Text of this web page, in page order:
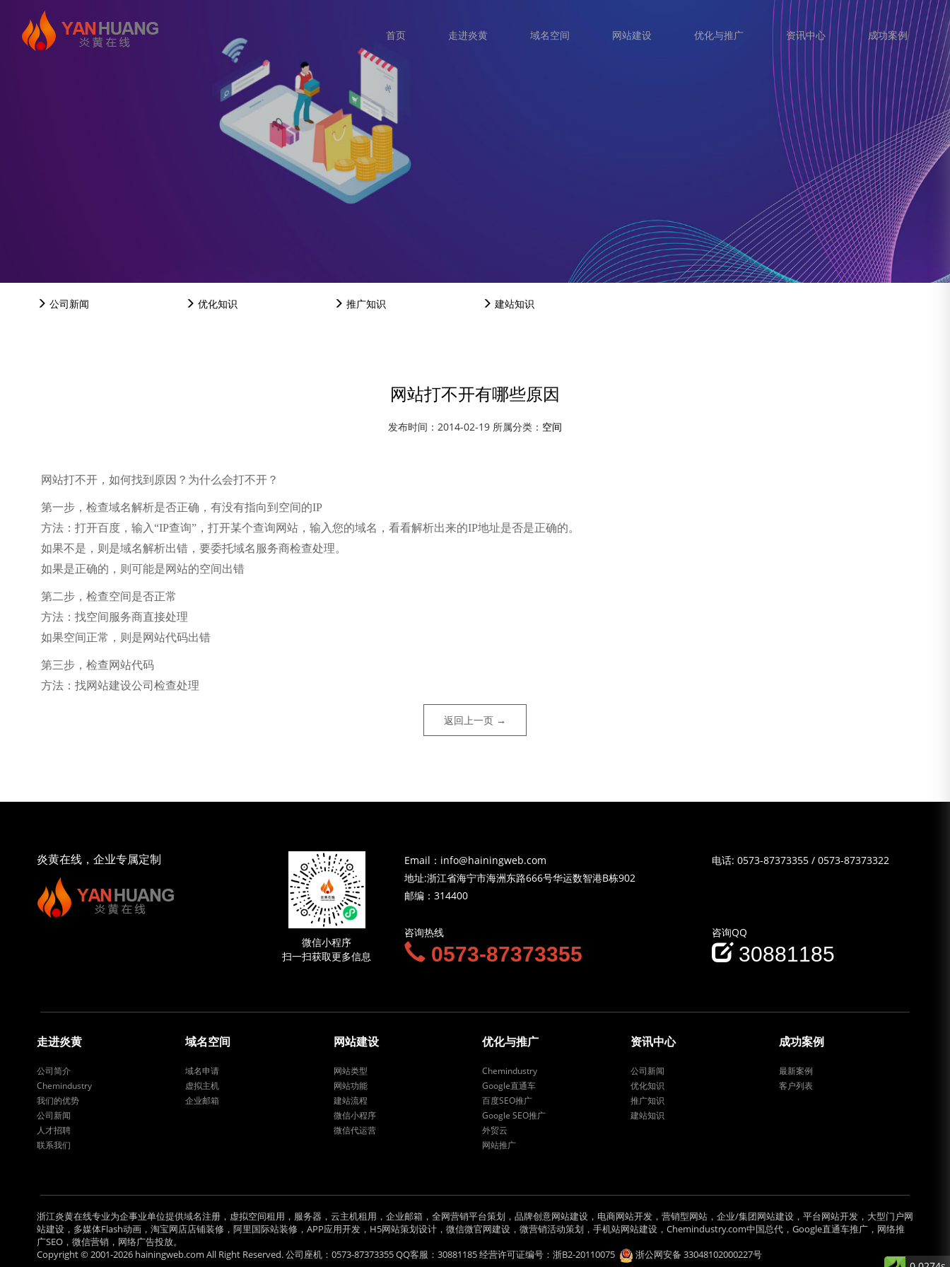
首页 走进炎黄 域名空间 网站建设 优化与推广 资讯中心 成功案例
公司新闻 优化知识 推广知识 建站知识
网站打不开有哪些原因
发布时间：2014-02-19 所属分类： 空间
网站打不开，如何找到原因？为什么会打不开？
第一步，检查域名解析是否正确，有没有指向到空间的IP
方法：打开百度，输入“IP查询”，打开某个查询网站，输入您的域名，看看解析出来的IP地址是否是正确的。
如果不是，则是域名解析出错，要委托域名服务商检查处理。
如果是正确的，则可能是网站的空间出错
第二步，检查空间是否正常
方法：找空间服务商直接处理
如果空间正常，则是网站代码出错
第三步，检查网站代码
方法：找网站建设公司检查处理
返回上一页 →
炎黄在线，企业专属定制
微信小程序
扫一扫获取更多信息
Email：info@hainingweb.com
地址:浙江省海宁市海洲东路666号华运数智港B栋902
邮编：314400
电话: 0573-87373355/ 0573-87373322
咨询热线
0573-87373355
咨询QQ
30881185
走进炎黄
公司简介
Chemindustry
我们的优势
公司新闻
人才招聘
联系我们
域名空间
域名申请
虚拟主机
企业邮箱
网站建设
网站类型
网站功能
建站流程
微信小程序
微信代运营
优化与推广
Chemindustry
Google直通车
百度SEO推广
Google SEO推广
外贸云
网站推广
资讯中心
公司新闻
优化知识
推广知识
建站知识
成功案例
最新案例
客户列表
浙江炎黄在线专业为企事业单位提供域名注册，虚拟空间租用，服务器，云主机租用，企业邮箱，全网营销平台策划，品牌创意网站建设，电商网站开发，营销型网站，企业/集团网站建设，平台网站开发，大型门户网
站建设，多媒体Flash动画，淘宝网店店铺装修，阿里国际站装修，APP应用开发，H5网站策划设计，微信微官网建设，微营销活动策划，手机站网站建设，Chemindustry.com中国总代，Google直通车推广，网络推
广SEO，微信营销，网络广告投放。
Copyright © 2001-2026 hainingweb.com All Right Reserved. 公司座机：0573-87373355 QQ客服：30881185 经营许可证编号： 浙B2-20110075 浙公网安备 33048102000227号